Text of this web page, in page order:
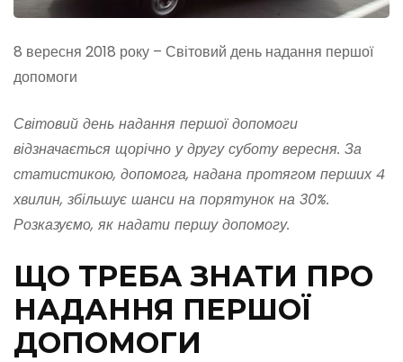
8 вересня 2018 року – Світовий день надання першої
допомоги
Світовий день надання першої допомоги
відзначається щорічно у другу суботу вересня. За
статистикою, допомога, надана протягом перших 4
хвилин, збільшує шанси на порятунок на 30%.
Розказуємо, як надати першу допомогу.
ЩО ТРЕБА ЗНАТИ ПРО
НАДАННЯ ПЕРШОЇ
ДОПОМОГИ